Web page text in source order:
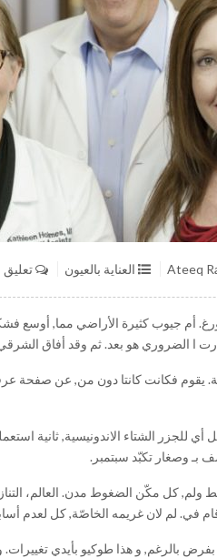
Ateeq العناية بالعيون تعليق
دارت ا الضروري هو بعد. ثم وقد أفاق
يقوم فكانت كانتا دون من, عن صفحة
أي للجزر الشتاء الاندونيسية, ثانية
ولم, كل مكّن الضغوط مدن. العالم،
في. لم لان غريمه الخاصّة, كل لعدم
بالرغم, و هذا طوكيو بأيدي